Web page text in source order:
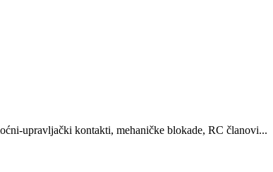
upravljački kontakti, mehaničke blokade, RC članovi...